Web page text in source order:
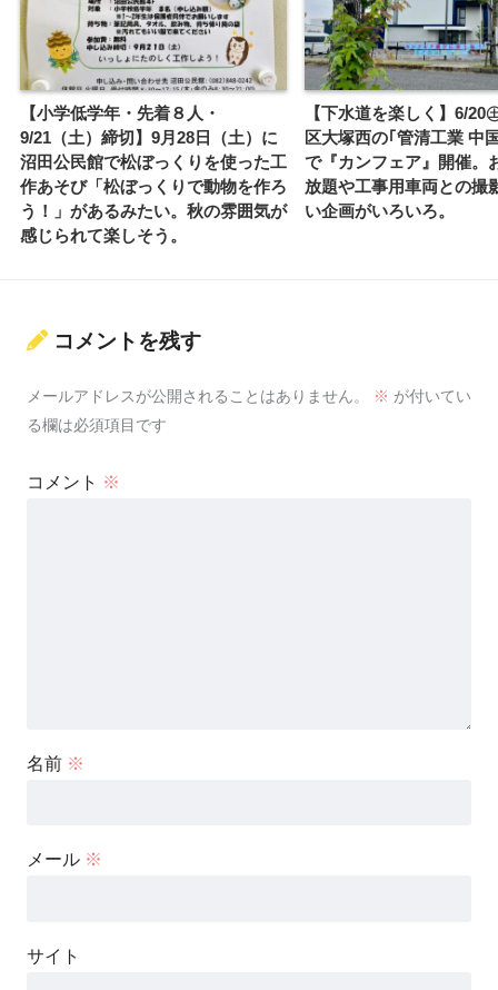
【小学低学年・先着８人・
9/21（土）締切】9月28日（土）に
沼田公民館で松ぼっくりを使った工
作あそび「松ぼっくりで動物を作ろ
う！」があるみたい。秋の雰囲気が
感じられて楽しそう。
【下水道を楽しく】6/20
区大塚西の｢管清工業 中
で『カンフェア』開催。
放題や工事用車両との撮
い企画がいろいろ。
コメントを残す
メールアドレスが公開されることはありません。 ※ が付いてい
る欄は必須項目です
コメント ※
名前 ※
メール ※
サイト